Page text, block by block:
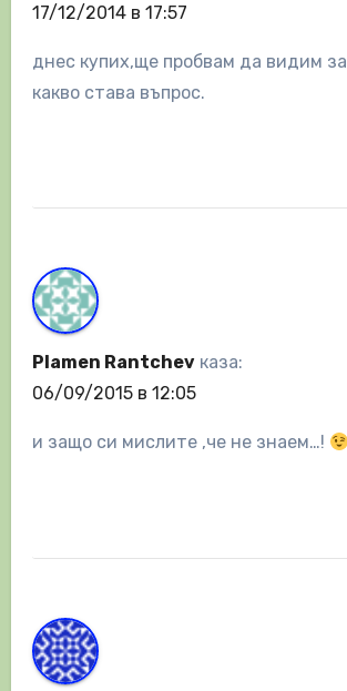
17/12/2014 в 17:57
днес купих,ще пробвам да видим за
какво става въпрос.
Plamen Rantchev каза:
06/09/2015 в 12:05
и защо си мислите ,че не знаем…!